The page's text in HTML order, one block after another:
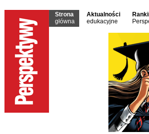
Strona
główna
Aktualności
edukacyjne